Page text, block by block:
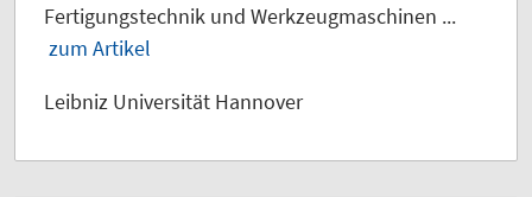
Fertigungstechnik und Werkzeugmaschinen ...
zum Artikel
Leibniz Universität Hannover